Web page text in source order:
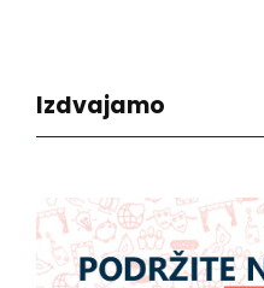
Izdvajamo